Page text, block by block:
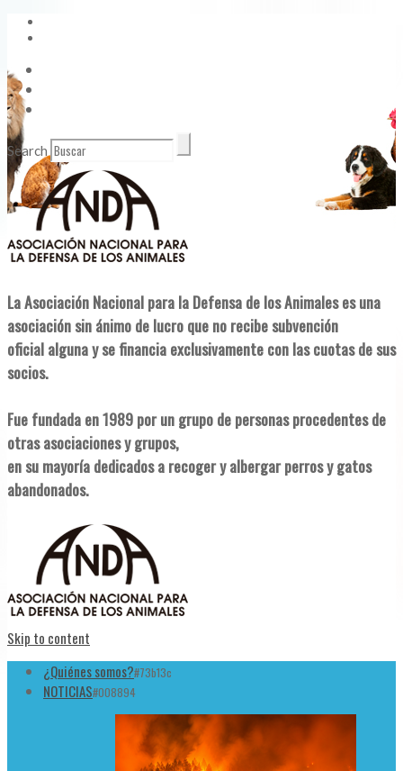
Search
La Asociación Nacional para la Defensa de los Animales es una
asociación sin ánimo de lucro que no recibe subvención
oficial alguna y se financia exclusivamente con las cuotas de sus
socios.
Fue fundada en 1989 por un grupo de personas procedentes de
otras asociaciones y grupos,
en su mayoría dedicados a recoger y albergar perros y gatos
abandonados.
Skip to content
¿Quiénes somos?#73b13c
NOTICIAS#008894